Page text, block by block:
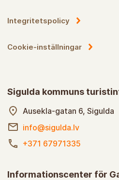
Integritetspolicy
Cookie-inställningar
Sigulda kommuns
Ausekla-gatan 6, Sigulda
info@sigulda.lv
+371 67971335
Informationscenter för